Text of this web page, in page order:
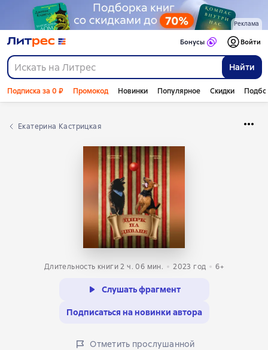
Реклама
Найти
Бонусы Войти
Подписка за 0 ₽ Промокод Новинки Популярное Скидки
Екатерина Кастрицкая
Длительность книги 2 ч. 06 мин. 2023 год 6+
Слушать фрагмент
Подписаться на новинки автора
Отметить прослушанной